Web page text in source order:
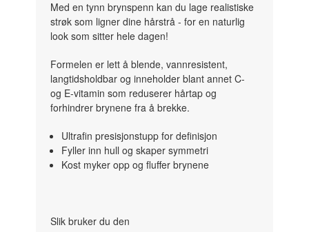
Med en tynn brynspenn kan du lage realistiske
strøk som ligner dine hårstrå - for en naturlig
look som sitter hele dagen!
Formelen er lett å blende, vannresistent,
langtidsholdbar og inneholder blant annet C-
og E-vitamin som reduserer hårtap og
forhindrer brynene fra å brekke.
Ultrafin presisjonstupp for definisjon
Fyller inn hull og skaper symmetri
Kost myker opp og fluffer brynene
Slik bruker du den